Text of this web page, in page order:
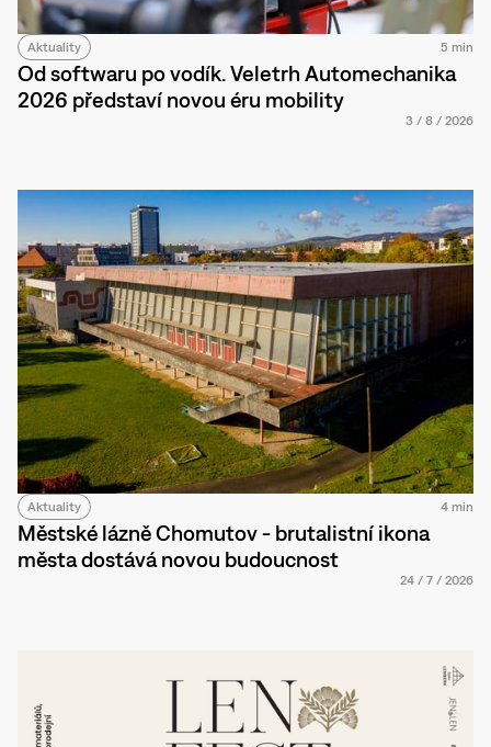
Aktuality 5 min
Od softwaru po vodík. Veletrh Automechanika
2026 představí novou éru mobility
3 / 8 / 2026
Aktuality 4 min
Městské lázně Chomutov - brutalistní ikona
města dostává novou budoucnost
24 / 7 / 2026